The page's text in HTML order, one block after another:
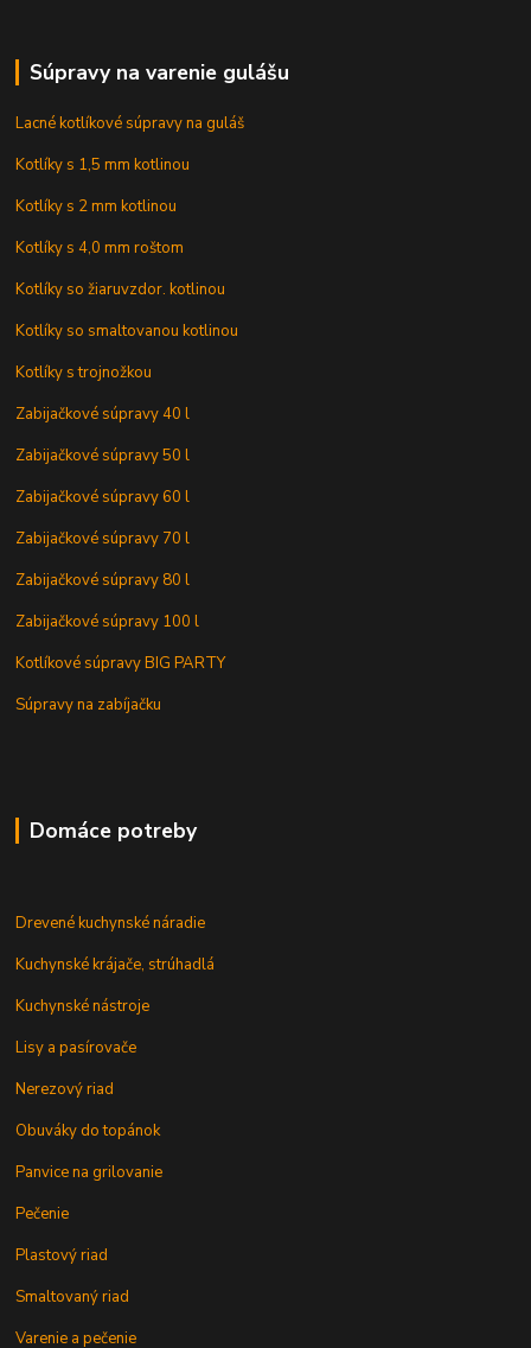
Súpravy na varenie gulášu
Lacné kotlíkové súpravy na guláš
Kotlíky s 1,5 mm kotlinou
Kotlíky s 2 mm kotlinou
Kotlíky s 4,0 mm roštom
Kotlíky so žiaruvzdor. kotlinou
Kotlíky so smaltovanou kotlinou
Kotlíky s trojnožkou
Zabijačkové súpravy 40 l
Zabijačkové súpravy 50 l
Zabijačkové súpravy 60 l
Zabijačkové súpravy 70 l
Zabijačkové súpravy 80 l
Zabijačkové súpravy 100 l
Kotlíkové súpravy BIG PARTY
Súpravy na zabíjačku
Domáce potreby
Drevené kuchynské náradie
Kuchynské krájače, strúhadlá
Kuchynské nástroje
Lisy a pasírovače
Nerezový riad
Obuváky do topánok
Panvice na grilovanie
Pečenie
Plastový riad
Smaltovaný riad
Varenie a pečenie